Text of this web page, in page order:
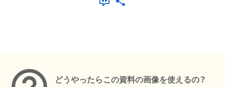
どうやったらこの資料の画像を使えるの？